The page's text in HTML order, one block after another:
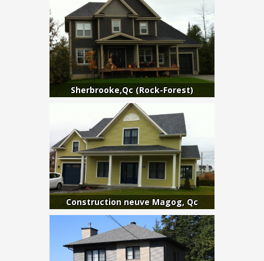
Sherbrooke,Qc (Rock-Forest)
Construction neuve Magog, Qc